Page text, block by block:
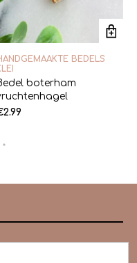
BEDELS
boterham
2.99